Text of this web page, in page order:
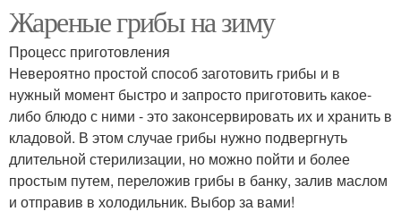
Жареные грибы на зиму
Процесс приготовления
Невероятно простой способ заготовить грибы и в
нужный момент быстро и запросто приготовить какое-
либо блюдо с ними - это законсервировать их и хранить в
кладовой. В этом случае грибы нужно подвергнуть
длительной стерилизации, но можно пойти и более
простым путем, переложив грибы в банку, залив маслом
и отправив в холодильник. Выбор за вами!